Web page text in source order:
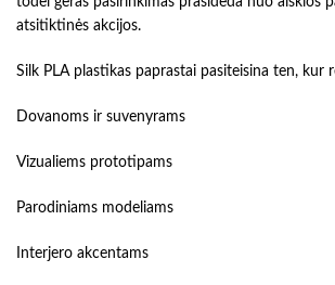
atsitiktinės akcijos.
Silk PLA plastikas paprastai pasiteisina ten, kur
Dovanoms ir suvenyrams
Vizualiems prototipams
Parodiniams modeliams
Interjero akcentams